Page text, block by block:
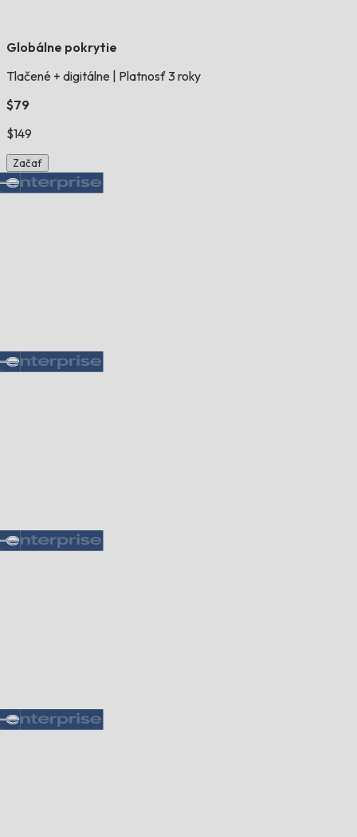
Globálne pokrytie
Tlačené + digitálne
Platnosť 3 roky
$79
$149
Začať